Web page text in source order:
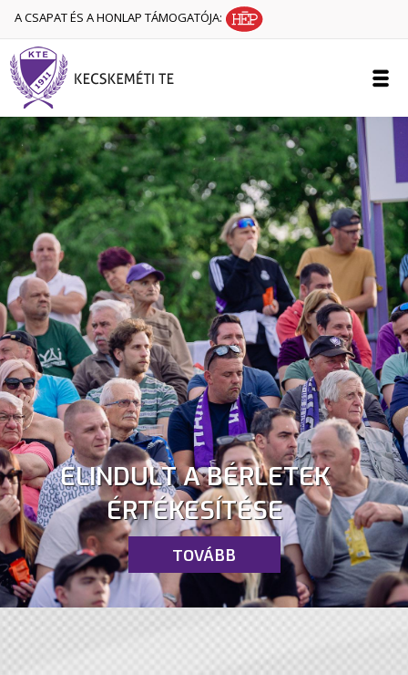
A CSAPAT ÉS A HONLAP TÁMOGATÓJA:
ELINDULT A BÉRLETEK
ÉRTÉKESÍTÉSE
TOVÁBB